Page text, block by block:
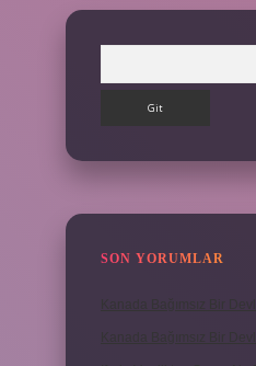
SON YORUMLAR